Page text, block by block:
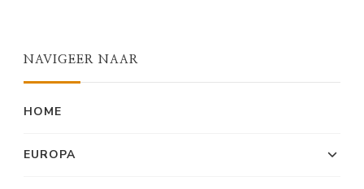
NAVIGEER NAAR
HOME
EUROPA